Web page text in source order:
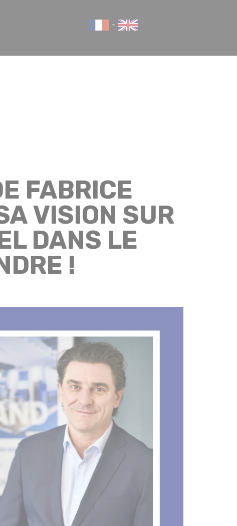
-
FABRICE
VISION SUR
DANS LE
!